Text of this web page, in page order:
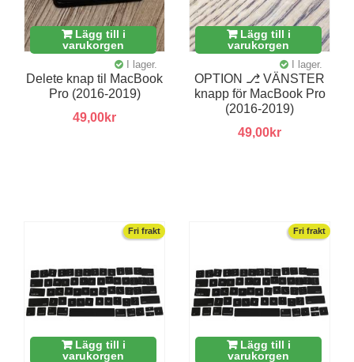
Lägg till i
varukorgen
I lager.
Delete knap til MacBook
Pro (2016-2019)
49,00kr
Lägg till i
varukorgen
I lager.
OPTION ⎇ VÄNSTER
knapp för MacBook Pro
(2016-2019)
49,00kr
Fri frakt
Lägg till i
varukorgen
Fri frakt
Lägg till i
varukorgen